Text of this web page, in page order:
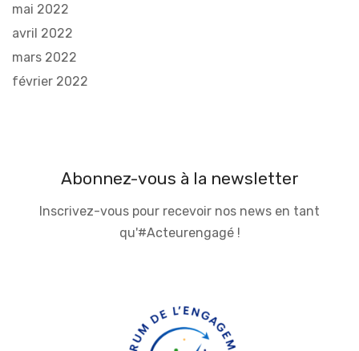
mai 2022
avril 2022
mars 2022
février 2022
Abonnez-vous à la newsletter
Inscrivez-vous pour recevoir nos news en tant
qu'#Acteurengagé !